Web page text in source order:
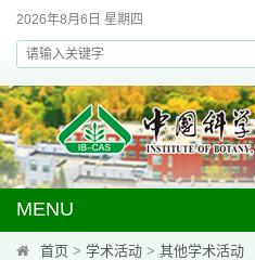
2026年8月6日 星期四
MENU
首页 > 学术活动 > 其他学术活动